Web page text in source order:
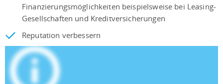
Finanzierungsmöglichkeiten beispielsweise bei Leasing-
Gesellschaften und Kreditversicherungen
Reputation verbessern